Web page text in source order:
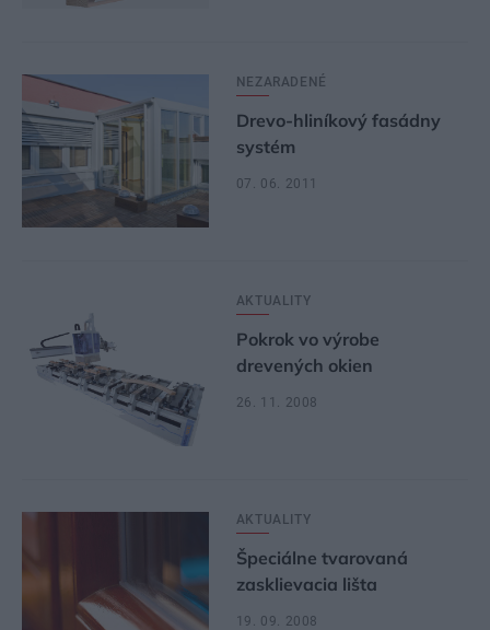
NEZARADENÉ
Drevo-hliníkový fasádny
systém
07. 06. 2011
AKTUALITY
Pokrok vo výrobe
drevených okien
26. 11. 2008
AKTUALITY
Špeciálne tvarovaná
zasklievacia lišta
19. 09. 2008